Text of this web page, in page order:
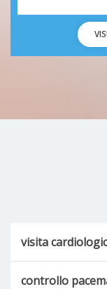
visita
controllo